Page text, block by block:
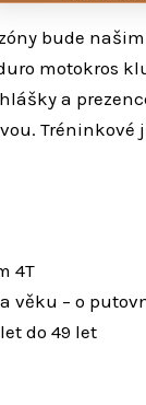
bude
motokros
a
4T
věku – o
do 49 let